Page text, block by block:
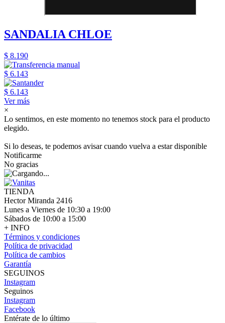
SANDALIA CHLOE
$ 8.190
$ 6.143
$ 6.143
Ver más
×
Lo sentimos, en este momento no tenemos stock para el producto
elegido.
Si lo deseas, te podemos avisar cuando vuelva a estar disponible
Notificarme
No gracias
TIENDA
Hector Miranda 2416
Lunes a Viernes de 10:30 a 19:00
Sábados de 10:00 a 15:00
+ INFO
Términos y condiciones
Política de privacidad
Política de cambios
Garantía
SEGUINOS
Instagram
Seguinos
Instagram
Facebook
Entérate de lo último